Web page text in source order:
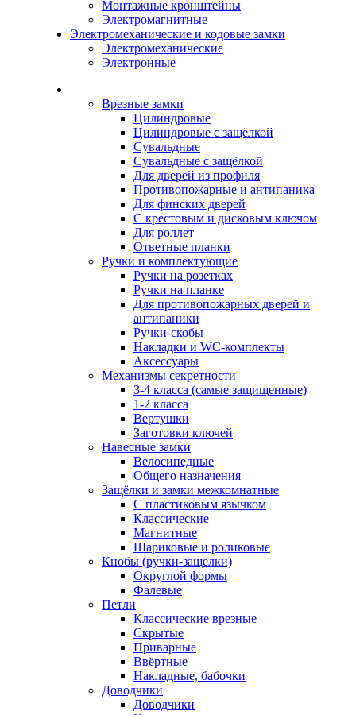
Монтажные кронштейны
Электромагнитные
Электромеханические и кодовые замки
Электромеханические
Электронные
Врезные замки
Цилиндровые
Цилиндровые с защёлкой
Сувальдные
Сувальдные с защёлкой
Для дверей из профиля
Противопожарные и антипаника
Для финских дверей
С крестовым и дисковым ключом
Для роллет
Ответные планки
Ручки и комплектующие
Ручки на розетках
Ручки на планке
Для противопожарных дверей и
антипаники
Ручки-скобы
Накладки и WC-комплекты
Аксессуары
Механизмы секретности
3-4 класса (самые защищенные)
1-2 класса
Вертушки
Заготовки ключей
Навесные замки
Велосипедные
Общего назначения
Защёлки и замки межкомнатные
С пластиковым язычком
Классические
Магнитные
Шариковые и роликовые
Кнобы (ручки-защелки)
Округлой формы
Фалевые
Петли
Классические врезные
Скрытые
Приварные
Ввёртные
Накладные, бабочки
Доводчики
Доводчики